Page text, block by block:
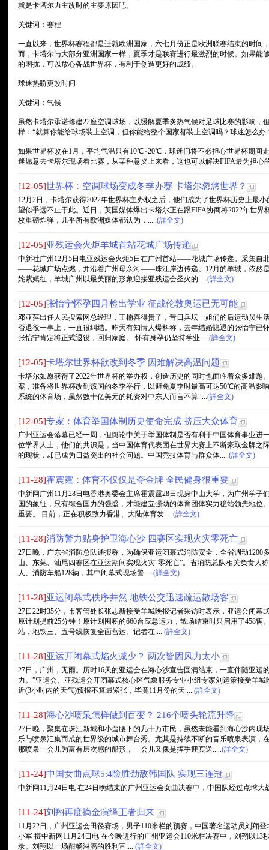
就是卡塔尔力主改时的主要原因吧。
关键词：赛程
一直以来，世界杯赛程都是迁就欧洲国家，六七月份正是欧洲联赛结束的时间
而，卡塔尔与大部分亚洲国家一样，夏季才是联赛进行最激烈的时候。如果能
的困扰，可以放心备战世界杯，有利于创造更好的成绩。
球迷热盼更改时间
关键词：气候
虽然卡塔尔承诺修建22座空调球场，以缓解夏季炎热气候对足球比赛的影响，
样：“就算你能给球场装上空调，但你能给整个国家都装上空调吗？球迷怎么办
如果世界杯改在1月，平均气温只有10℃~20℃，球迷们将不必担心世界杯期间
迷愿意去卡塔尔现场看比赛，从某种意义上来看，这也可以解决FIFA最为担心
[12-05]世界杯：空调球场变成冬季办赛 卡塔尔忽悠世界？
12月2日，卡塔尔获得2022年世界杯主办权之后，他们成为了世界杯历史上最
望似乎远不止于此。近日，英国媒体爆出卡塔尔正在跟FIFA协商将2022年世
枚重磅炸弹，几乎所有欧洲媒体都认为，.....(詳全文)
[12-05]亚残运会火炬羊城首站花城广场传递
中新社广州12月5日电亚残运会火炬5日在广州首站——花城广场传递。采集自
——花城广场点燃，并沿着广州母亲河——珠江岸边传递。12月的羊城，依然
姹紫嫣红，羊城广州以最美丽的形象迎接亚残运会圣火的.....(詳全文)
[12-05]张怡宁怀孕四月检出学业 征战伦敦奥运已无可能
邓亚萍出任人民搜索网总经理，王楠喜得贵子，昔日乒坛一姐们的后运动员生
否退役一事上，一直很纠结。昨天有知情人爆料称，去年结婚隐退的张怡宁已
张怡宁肯定将正式退役，回归家庭。 怀有身孕仍坚持学业.....(詳全文)
[12-05]卡塔尔世界杯欲改到冬季 因难解决高温问题
卡塔尔如愿获得了2022年世界杯的举办权，创造历史的同时也面临着众多难题
案，准备将世界杯改到该国的冬季举行，以避免夏季时最高可达50℃的高温影
系统的体育场，虽然数十亿美元的耗资对中东人而言不算.....(詳全文)
[12-05]专家：体育举国体制历史使命完成 挤压大众体育
广州亚运会落幕已经一周，但舆论中关于举国体制是否有利于中国体育事业进
位学界人士，他们的共识是，当中国体育代表团在世界大赛上不断豪取金牌之
的现状，却已成为日益突出的社会问题。中国竞技体育与群众体.....(詳全文)
[11-28]霍震霆：体育不仅仅是夺金牌 全民健身很重要
中新网广州11月28日电香港奥委会主席霍震霆28日现身中山大学，为广州学子
国的象征，只有综合国力的强盛，才能建立强劲的体育团体实力稳站领先地位
重要。 目前，正在积极致力香港、大陆体育发.....(詳全文)
[11-28]消防警力贴身护卫海心沙 四赛区实现火灾零死亡
27日晚，广东省消防总队通报称，为确保亚运闭幕式消防安全，全省调动1200
山、东莞、汕尾四赛区在亚运期间实现火灾“零死亡”。省消防总队相关负责人
人、消防车船128辆，其中闭幕式现场警.....(詳全文)
[11-28]亚运闭幕式秩序井然 地铁公交迅速疏运散场客
27日22时35分，市客管处长张志新接受羊城晚报记者采访时表示，亚运会闭幕
原计划提前25分钟！原计划囤积的660台应急运力，散场结束时只启用了458
站，地铁三、五号线恢复全面营运。记者在.....(詳全文)
[11-28]亚运开闭幕式焰火减少？ 两次皆因风力太小
27日，广州，无雨。历时16天的亚运会在海心沙宣告圆满结束，一直伴随亚运
力。”亚运会、亚残运会开闭幕式核心区气象服务专业小组专家刘运策接受羊
近(3小时内的天气)预报不算最紧张，毕竟11月份的天.....(詳全文)
[11-28]海心沙喷泉怎样做到百变？ 216个喷头轮流升降
27日晚，聚集在珠江新城和小蛮腰下的几十万市民，虽然未能看到海心沙内现
乐与喷泉汇集而成的世界级的城市舞台秀。尤其是持续不断的音乐喷泉表演，
那喷泉一会儿为富有层次感的船形，一会儿又像是挥手迎宾送.....(詳全文)
[11-24]中国女曲点球5:4险胜劲敌韩国队 实现三连冠
中新网11月24日电 在24日晚结束的广州亚运会女曲决赛中，中国队经过点球大
[11-24]刘翔再度摘金演绎王者归来
11月22日，广州亚运会田径赛场，男子110米栏的预赛，中国著名运动员刘翔
小军 摄中新网11月24日电 在今晚进行的广州亚运会110米栏决赛中，刘翔以13
录。刘翔以一场酣畅淋漓的胜利宣.....(詳全文)